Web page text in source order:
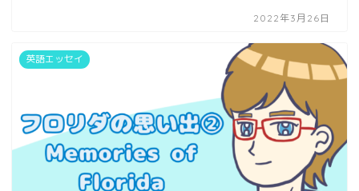
2022年3月26日
英語エッセイ